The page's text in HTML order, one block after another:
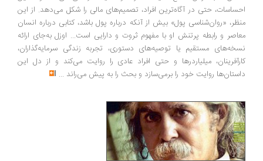
حتی در آگاه‌ترین افراد، تصمیم‌های مالی را شکل می‌دهد. از این
«روان‌شناسی پول» بیش از آنکه درباره پول باشد، کتابی درباره انسان
و رابطه پرتنش او با مفهوم ثروت و دارایی است... اوزل به‌جای ارائه
مستقیم یا توصیه‌های دستوری، تجربه زندگی سرمایه‌گذاران،
میلیاردرها و حتی افراد عادی را روایت می‌کند و از دل این
روایت خود را برمی‌سازد و بحث را به پیش می‌راند ...